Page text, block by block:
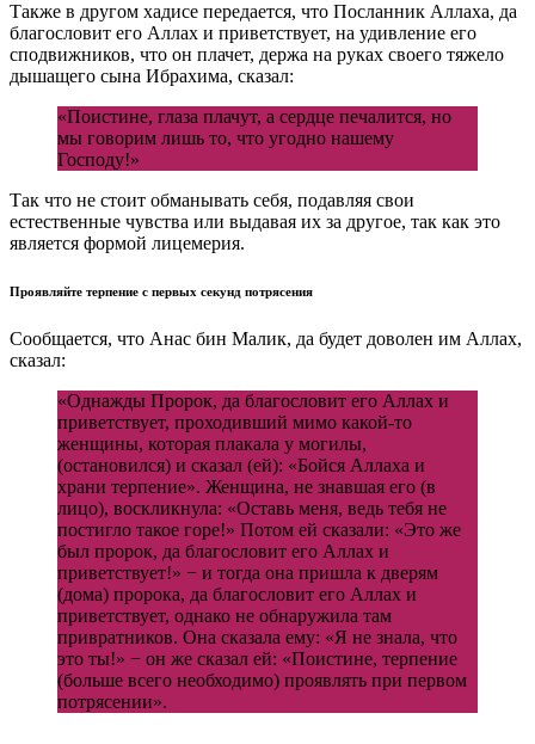
Также в другом хадисе передается, что Посланник Аллаха, да
благословит его Аллах и приветствует, на удивление его
сподвижников, что он плачет, держа на руках своего тяжело
дышащего сына Ибрахима, сказал:
«Поистине, глаза плачут, а сердце печалится, но
мы говорим лишь то, что угодно нашему
Господу!»
Так что не стоит обманывать себя, подавляя свои
естественные чувства или выдавая их за другое, так как это
является формой лицемерия.
Проявляйте терпение с первых секунд потрясения
Сообщается, что Анас бин Малик, да будет доволен им Аллах,
сказал:
«Однажды Пророк, да благословит его Аллах и
приветствует, проходивший мимо какой-то
женщины, которая плакала у могилы,
(остановился) и сказал (ей): «Бойся Аллаха и
храни терпение». Женщина, не знавшая его (в
лицо), воскликнула: «Оставь меня, ведь тебя не
постигло такое горе!» Потом ей сказали: «Это же
был пророк, да благословит его Аллах и
приветствует!» − и тогда она пришла к дверям
(дома) пророка, да благословит его Аллах и
приветствует, однако не обнаружила там
привратников. Она сказала ему: «Я не знала, что
это ты!» − он же сказал ей: «Поистине, терпение
(больше всего необходимо) проявлять при первом
потрясении».